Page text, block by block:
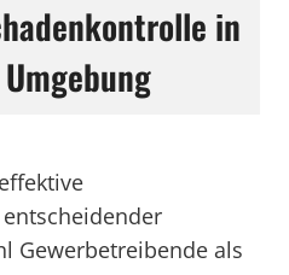
in
Gewerbetreibende als